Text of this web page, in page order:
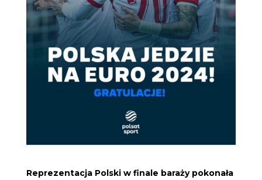
Reprezentacja Polski w finale baraży pokonała